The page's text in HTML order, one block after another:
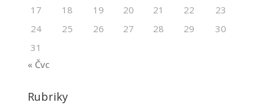
17
18 19 20 21 22
23
24
25 26 27 28 29
30
31
« Čvc
Rubriky